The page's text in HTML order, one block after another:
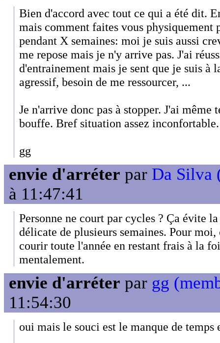
Bien d'accord avec tout ce qui a été dit.
mais comment faites vous physiquement
pendant X semaines: moi je suis aussi
me repose mais je n'y arrive pas. J'ai
d'entrainement mais je sent que je suis
agressif, besoin de me ressourcer, ...
Je n'arrive donc pas à stopper. J'ai même
bouffe. Bref situation assez inconfortable.
gg
envie d'arréter par Da Silva
à 11:47:41
Personne ne court par cycles ? Ça évite
délicate de plusieurs semaines. Pour
courir toute l'année en restant frais à la
mentalement.
envie d'arréter par gg
11:54:30
oui mais le souci est le manque de temps